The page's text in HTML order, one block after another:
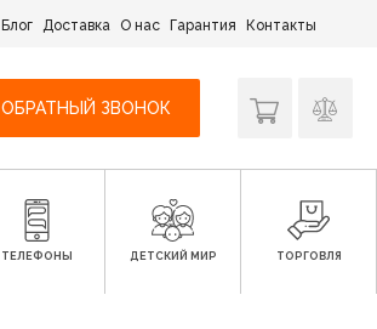
Блог Доставка О нас Гарантия Контакты
ОБРАТНЫЙ ЗВОНОК
ТЕЛЕФОНЫ ДЕТСКИЙ МИР ТОРГОВЛЯ